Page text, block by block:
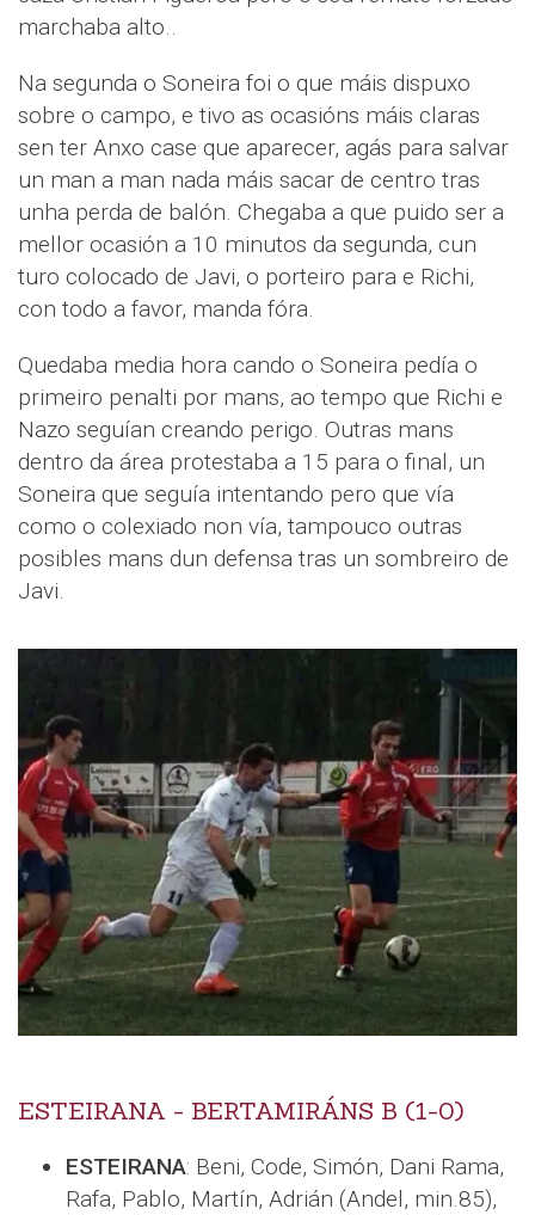
marchaba alto..
Na segunda o Soneira foi o que máis dispuxo
sobre o campo, e tivo as ocasións máis claras
sen ter Anxo case que aparecer, agás para salvar
un man a man nada máis sacar de centro tras
unha perda de balón. Chegaba a que puido ser a
mellor ocasión a 10 minutos da segunda, cun
turo colocado de Javi, o porteiro para e Richi,
con todo a favor, manda fóra.
Quedaba media hora cando o Soneira pedía o
primeiro penalti por mans, ao tempo que Richi e
Nazo seguían creando perigo. Outras mans
dentro da área protestaba a 15 para o final, un
Soneira que seguía intentando pero que vía
como o colexiado non vía, tampouco outras
posibles mans dun defensa tras un sombreiro de
Javi.
ESTEIRANA - BERTAMIRÁNS B (1-0)
ESTEIRANA: Beni, Code, Simón, Dani Rama,
Rafa, Pablo, Martín, Adrián (Andel, min.85),